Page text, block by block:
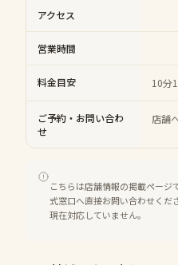
アクセス
営業時間
料金目安 10分
ご予約・お問い合わ
せ
店舗
こちらは店舗情報の掲載ページ
式窓口へ直接お問い合わせくだ
現在対応していません。